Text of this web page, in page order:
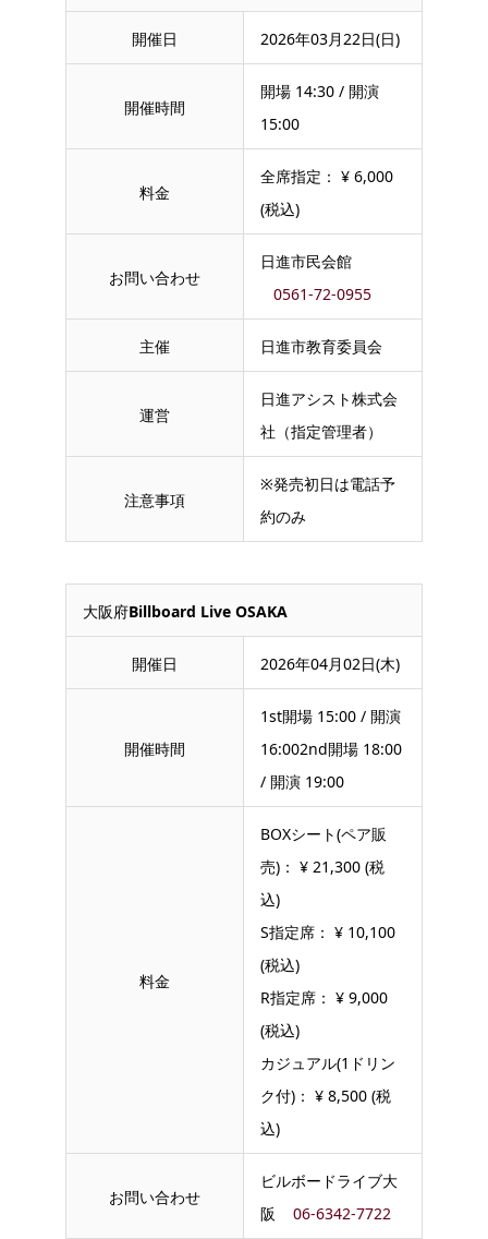
開催日 2026年03月22日(日)
開催時間
開場 14:30 / 開演
15:00
料金
全席指定： ¥ 6,000
(税込)
お問い合わせ
日進市民会館
0561-72-0955
主催 日進市教育委員会
運営
日進アシスト株式会
社（指定管理者）
注意事項
※発売初日は電話予
約のみ
大阪府Billboard Live OSAKA
開催日 2026年04月02日(木)
開催時間
1st開場 15:00 / 開演
16:002nd開場 18:00
/ 開演 19:00
料金
BOXシート(ペア販
売)： ¥ 21,300 (税
込)
S指定席： ¥ 10,100
(税込)
R指定席： ¥ 9,000
(税込)
カジュアル(1ドリン
ク付)： ¥ 8,500 (税
込)
お問い合わせ
ビルボードライブ大
阪 06-6342-7722